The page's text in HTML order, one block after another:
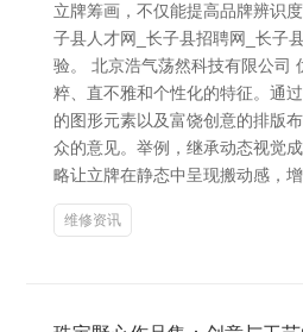
立牌筹画，不仅能提高品牌辨识
子县人才网_长子县招聘网_长子
验。 北京浩气荡然科技有限公司
粹、直不雅和个性化的特征。通
的图形元素以及富饶创意的排版
众的意见。举例，继承动态视觉
略让立牌在静态中呈现搬动感，
维修资讯